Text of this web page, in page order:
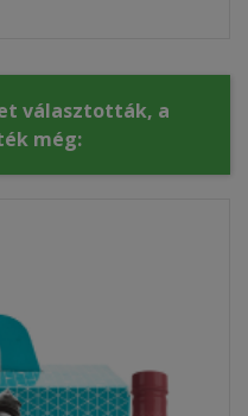
választották, a
még: